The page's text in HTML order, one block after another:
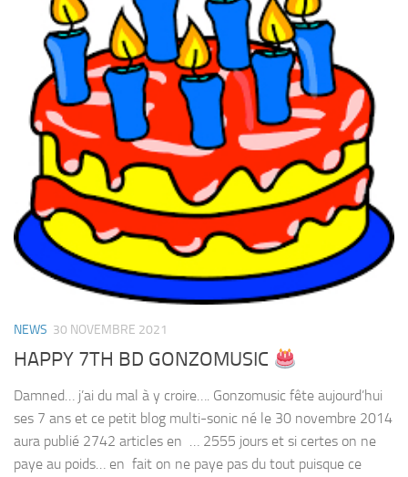
NEWS 30 NOVEMBRE 2021
HAPPY 7TH BD GONZOMUSIC
Damned… j’ai du mal à y croire…. Gonzomusic fête aujourd’hui
ses 7 ans et ce petit blog multi-sonic né le 30 novembre 2014
aura publié 2742 articles en … 2555 jours et si certes on ne
paye au poids… en fait on ne paye pas du tout puisque ce